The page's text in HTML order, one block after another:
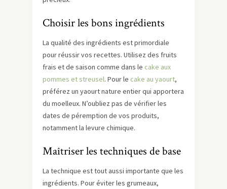
Choisir les bons ingrédients
La qualité des ingrédients est primordiale
pour réussir vos recettes. Utilisez des fruits
frais et de saison comme dans le cake aux
pommes et streusel. Pour le cake au yaourt,
préférez un yaourt nature entier qui apportera
du moelleux. N’oubliez pas de vérifier les
dates de péremption de vos produits,
notamment la levure chimique.
Maîtriser les techniques de base
La technique est tout aussi importante que les
ingrédients. Pour éviter les grumeaux,